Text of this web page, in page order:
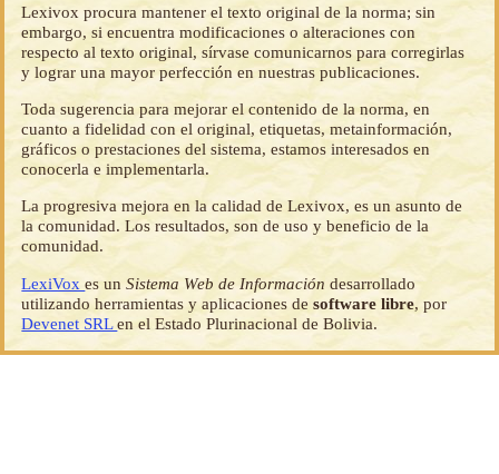
Lexivox procura mantener el texto original de la norma; sin
embargo, si encuentra modificaciones o alteraciones con
respecto al texto original, sírvase comunicarnos para corregirlas
y lograr una mayor perfección en nuestras publicaciones.
Toda sugerencia para mejorar el contenido de la norma, en
cuanto a fidelidad con el original, etiquetas, metainformación,
gráficos o prestaciones del sistema, estamos interesados en
conocerla e implementarla.
La progresiva mejora en la calidad de Lexivox, es un asunto de
la comunidad. Los resultados, son de uso y beneficio de la
comunidad.
LexiVoxes unSistema Web de Información desarrollado
utilizando herramientas y aplicaciones desoftware libre, por
Devenet SRLen el Estado Plurinacional de Bolivia.